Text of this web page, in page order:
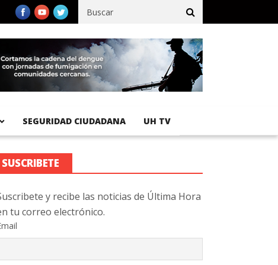
registra 92 % de avance en obras de terracería
SEGURIDAD CIUDADANA UH TV
SUSCRIBETE
y recibe las noticias de Última Hora
tu correo electrónico.